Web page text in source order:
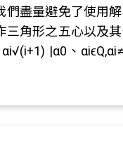
盡量避免了使用
角形之五心以及
|α0、